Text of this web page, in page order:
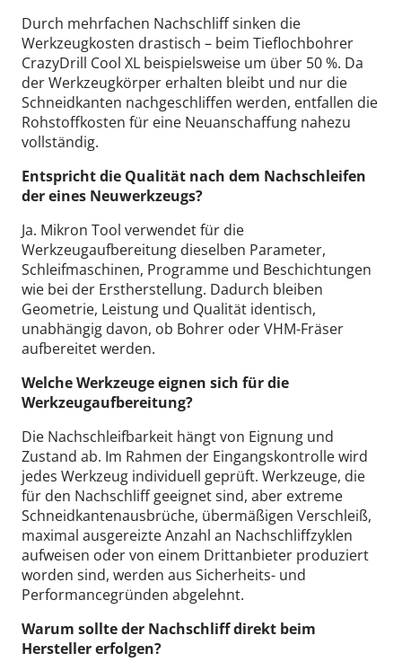
Durch mehrfachen Nachschliff sinken die
Werkzeugkosten drastisch – beim Tieflochbohrer
CrazyDrill Cool XL beispielsweise um über 50 %. Da
der Werkzeugkörper erhalten bleibt und nur die
Schneidkanten nachgeschliffen werden, entfallen die
Rohstoffkosten für eine Neuanschaffung nahezu
vollständig.
Entspricht die Qualität nach dem Nachschleifen
der eines Neuwerkzeugs?
Ja. Mikron Tool verwendet für die
Werkzeugaufbereitung dieselben Parameter,
Schleifmaschinen, Programme und Beschichtungen
wie bei der Erstherstellung. Dadurch bleiben
Geometrie, Leistung und Qualität identisch,
unabhängig davon, ob Bohrer oder VHM-Fräser
aufbereitet werden.
Welche Werkzeuge eignen sich für die
Werkzeugaufbereitung?
Die Nachschleifbarkeit hängt von Eignung und
Zustand ab. Im Rahmen der Eingangskontrolle wird
jedes Werkzeug individuell geprüft. Werkzeuge, die
für den Nachschliff geeignet sind, aber extreme
Schneidkantenausbrüche, übermäßigen Verschleiß,
maximal ausgereizte Anzahl an Nachschliffzyklen
aufweisen oder von einem Drittanbieter produziert
worden sind, werden aus Sicherheits- und
Performancegründen abgelehnt.
Warum sollte der Nachschliff direkt beim
Hersteller erfolgen?